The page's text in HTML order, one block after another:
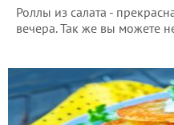
Роллы из салата -
вечера. Так же вы можете